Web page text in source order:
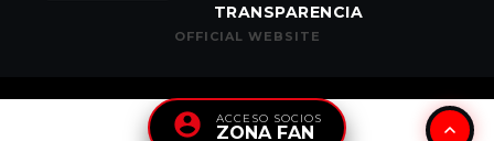
ACCESO SOCIOS
ZONA FAN
TRANSPARENCIA
OFFICIAL WEBSITE